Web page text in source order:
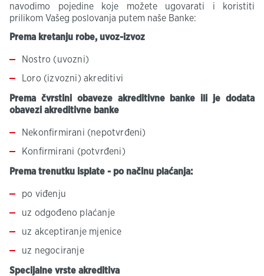
navodimo pojedine koje možete ugovarati i koristiti
prilikom Vašeg poslovanja putem naše Banke:
Prema kretanju robe, uvoz-izvoz
Nostro (uvozni)
Loro (izvozni) akreditivi
Prema čvrstini obaveze akreditivne banke ili je dodata
obavezi akreditivne banke
Nekonfirmirani (nepotvrđeni)
Konfirmirani (potvrđeni)
Prema trenutku isplate - po načinu plaćanja:
po viđenju
uz odgođeno plaćanje
uz akceptiranje mjenice
uz negociranje
Specijalne vrste akreditiva